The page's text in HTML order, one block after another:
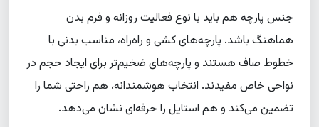
جنس پارچه هم باید با نوع فعالیت روزانه و فرم بدن
هماهنگ باشد. پارچه‌های کشی و راه‌راه، مناسب بدنی با
خطوط صاف هستند و پارچه‌های ضخیم‌تر برای ایجاد حجم در
نواحی خاص مفیدند. انتخاب هوشمندانه، هم راحتی شما را
تضمین می‌کند و هم استایل را حرفه‌ای نشان می‌دهد.